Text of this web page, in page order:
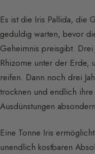
Es ist die Iris Pallida, die
geduldig warten, bevor
Geheimnis preisgibt.
Rhizome unter der Erde,
reifen. Dann noch drei
trocknen und endlich
Ausdünstungen
Eine Tonne Iris
unendlich kostbaren